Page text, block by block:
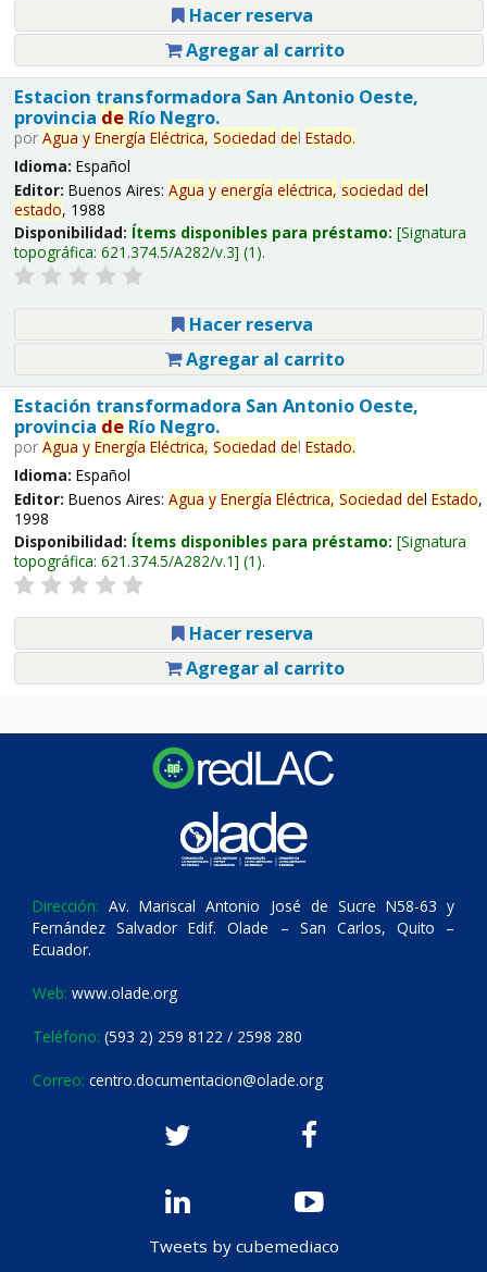
Hacer reserva
Agregar al carrito
Estacion transformadora San Antonio Oeste,
provincia deRío Negro.
por Agua y Energía Eléctrica, Sociedad del Estado.
Idioma: Español
Editor: Buenos Aires: Agua y energía eléctrica, sociedad del
estado, 1988
Disponibilidad: Ítems disponibles para préstamo: Signatura
topográfica: 621.374.5/A282/v.3 (1).
Hacer reserva
Agregar al carrito
Estación transformadora San Antonio Oeste,
provincia deRío Negro.
por Agua y Energía Eléctrica, Sociedad del Estado.
Idioma: Español
Editor: Buenos Aires: Agua y Energía Eléctrica, Sociedad del Estado,
1998
Disponibilidad: Ítems disponibles para préstamo: Signatura
topográfica: 621.374.5/A282/v.1 (1).
Hacer reserva
Agregar al carrito
Dirección: Av. Mariscal Antonio José de Sucre N58-63 y
Fernández Salvador Edif. Olade – San Carlos, Quito –
Ecuador.
Web: www.olade.org
Teléfono: (593 2) 259 8122 / 2598 280
Correo: centro.documentacion@olade.org
Tweets by cubemediaco